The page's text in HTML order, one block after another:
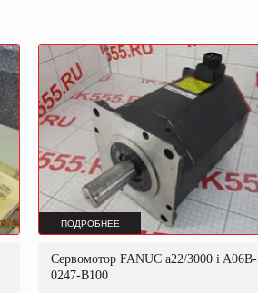
ПОДРОБНЕЕ
Сервомотор FANUC a22/3000 i A06B-
0247-B100